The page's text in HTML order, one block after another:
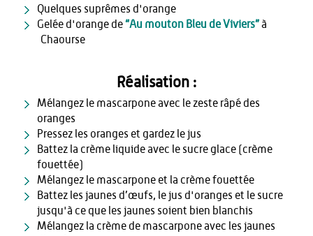
Quelques suprêmes d'orange
Gelée d'orange de“Au mouton Bleu de Viviers”à
Chaourse
Réalisation :
Mélangez le mascarpone avec le zeste râpé des
oranges
Pressez les oranges et gardez le jus
Battez la crème liquide avec le sucre glace (crème
fouettée)
Mélangez le mascarpone et la crème fouettée
Battez les jaunes d’œufs, le jus d'oranges et le sucre
jusqu'à ce que les jaunes soient bien blanchis
Mélangez la crème de mascarpone avec les jaunes